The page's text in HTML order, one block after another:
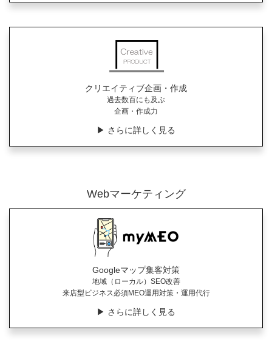
クリエイティブ企画・作成
過去数百にも及ぶ
企画・作成力
▶︎ さらに詳しく見る
Webマーケティング
Googleマップ集客対策
地域（ローカル）SEO改善
来店型ビジネス必須MEO運用対策・運用代行
▶︎ さらに詳しく見る